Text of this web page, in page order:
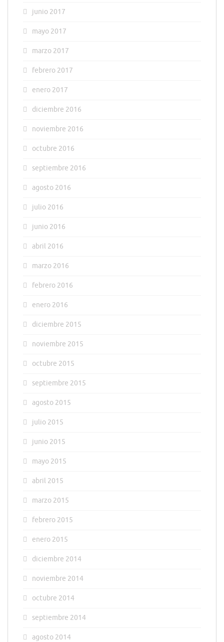
junio 2017
mayo 2017
marzo 2017
febrero 2017
enero 2017
diciembre 2016
noviembre 2016
octubre 2016
septiembre 2016
agosto 2016
julio 2016
junio 2016
abril 2016
marzo 2016
febrero 2016
enero 2016
diciembre 2015
noviembre 2015
octubre 2015
septiembre 2015
agosto 2015
julio 2015
junio 2015
mayo 2015
abril 2015
marzo 2015
febrero 2015
enero 2015
diciembre 2014
noviembre 2014
octubre 2014
septiembre 2014
agosto 2014